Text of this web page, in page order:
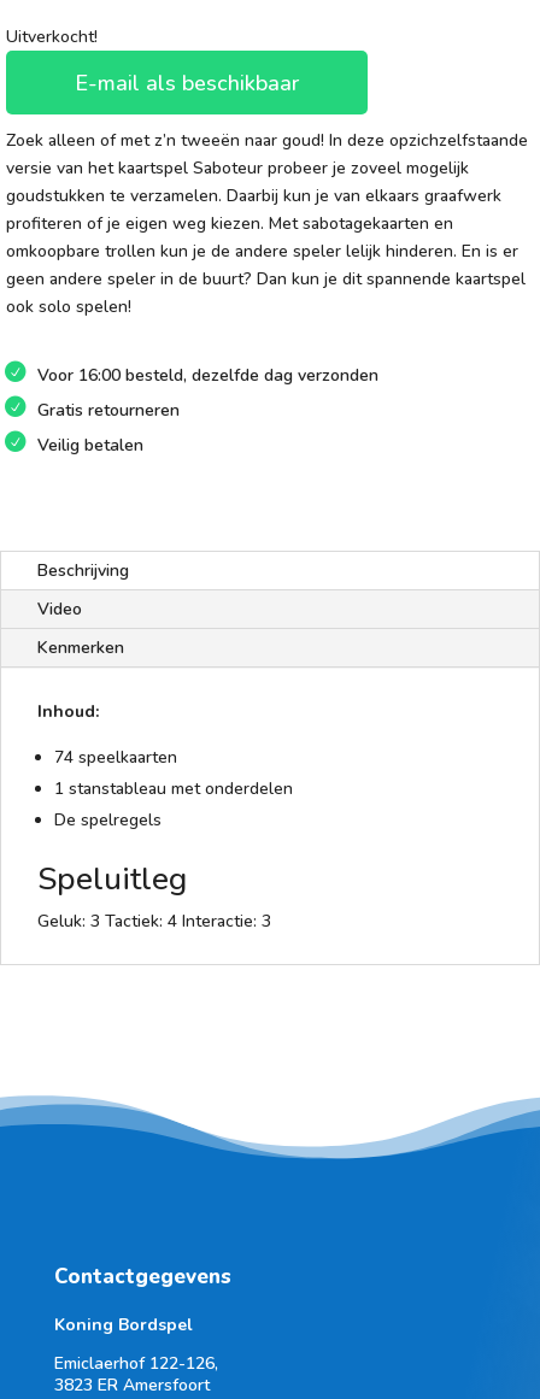
Uitverkocht!
E-mail als beschikbaar
Zoek alleen of met z’n tweeën naar goud! In deze opzichzelfstaande
versie van het kaartspel Saboteur probeer je zoveel mogelijk
goudstukken te verzamelen. Daarbij kun je van elkaars graafwerk
profiteren of je eigen weg kiezen. Met sabotagekaarten en
omkoopbare trollen kun je de andere speler lelijk hinderen. En is er
geen andere speler in de buurt? Dan kun je dit spannende kaartspel
ook solo spelen!
Voor 16:00 besteld, dezelfde dag verzonden
Gratis retourneren
Veilig betalen
Beschrijving
Video
Kenmerken
Inhoud:
74 speelkaarten
1 stanstableau met onderdelen
De spelregels
Speluitleg
Geluk: 3 Tactiek: 4 Interactie: 3
Contactgegevens
Koning Bordspel
Emiclaerhof 122-126,
3823 ER Amersfoort